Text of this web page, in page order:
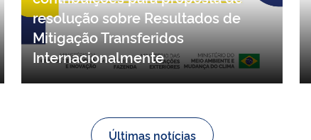
Consulta pública recebe
contribuições para proposta de
resolução sobre Resultados de
Mitigação Transferidos